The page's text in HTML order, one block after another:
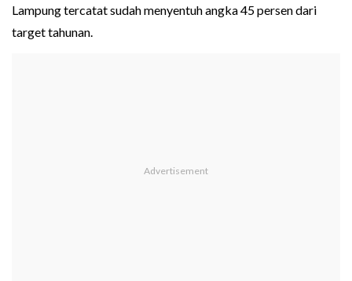
Lampung tercatat sudah menyentuh angka 45 persen dari
target tahunan.